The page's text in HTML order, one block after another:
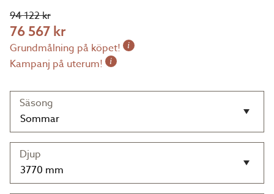
94 122 kr
76 567 kr
Grundmålning på köpet! i
Kampanj på uterum! i
Säsong
Djup